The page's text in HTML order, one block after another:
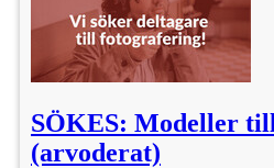
SÖKES: Modeller
(arvoderat)